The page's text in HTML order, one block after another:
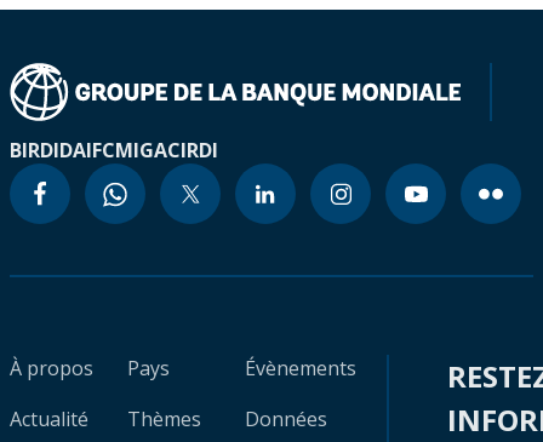
BIRDIDAIFCMIGACIRDI
À propos
Actualité
Pays
Thèmes
Évènements
Données